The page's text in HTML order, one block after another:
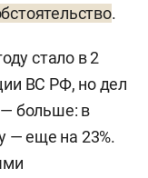
.
стало в 2
ВС РФ, но дел
— больше: в
— еще на 23%.